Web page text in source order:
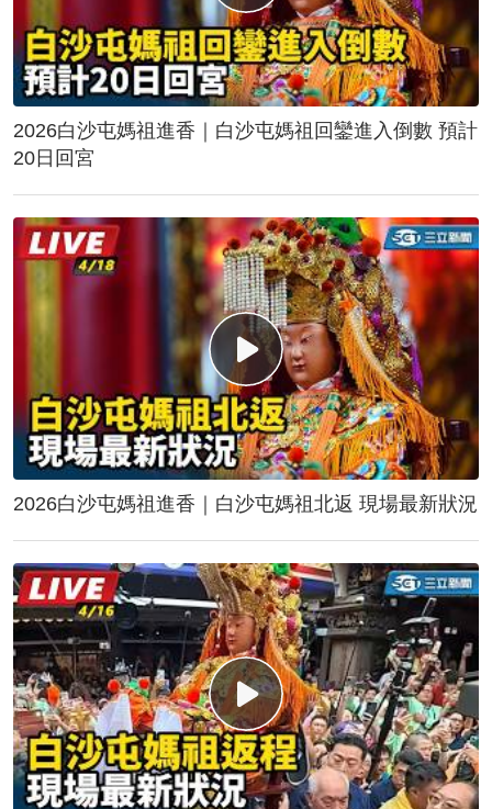
2026白沙屯媽祖進香｜白沙屯媽祖回鑾進入倒數 預計
20日回宮
2026白沙屯媽祖進香｜白沙屯媽祖北返 現場最新狀況